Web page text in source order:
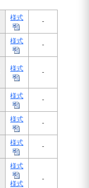
様式 -
様式 -
様式 -
様式 -
様式 -
様式 -
様式
様式
-